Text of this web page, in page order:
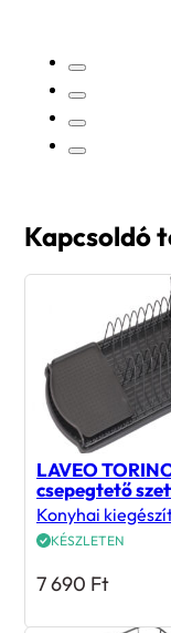
Kapcsoldó
LAVEO
csepegtető
Konyhai
KÉSZLETEN
7 690 Ft